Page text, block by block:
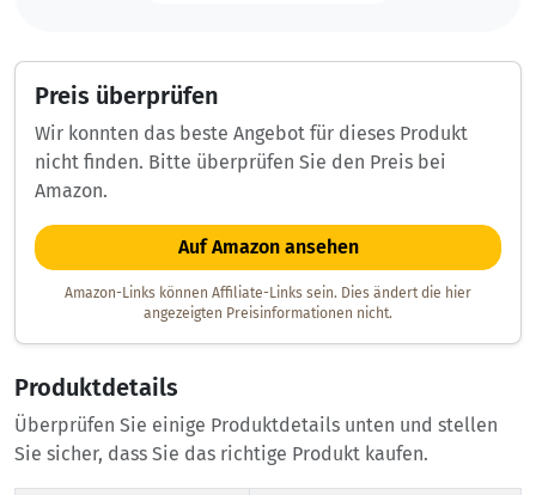
Preis überprüfen
Wir konnten das beste Angebot für dieses Produkt
nicht finden. Bitte überprüfen Sie den Preis bei
Amazon.
Auf Amazon ansehen
Amazon-Links können Affiliate-Links sein. Dies ändert die hier
angezeigten Preisinformationen nicht.
Produktdetails
Überprüfen Sie einige Produktdetails unten und stellen
Sie sicher, dass Sie das richtige Produkt kaufen.